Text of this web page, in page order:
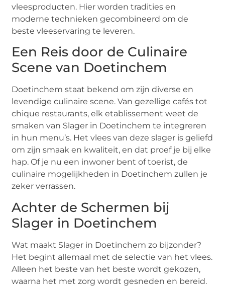
vleesproducten. Hier worden tradities en
moderne technieken gecombineerd om de
beste vleeservaring te leveren.
Een Reis door de Culinaire
Scene van Doetinchem
Doetinchem staat bekend om zijn diverse en
levendige culinaire scene. Van gezellige cafés tot
chique restaurants, elk etablissement weet de
smaken van Slager in Doetinchem te integreren
in hun menu’s. Het vlees van deze slager is geliefd
om zijn smaak en kwaliteit, en dat proef je bij elke
hap. Of je nu een inwoner bent of toerist, de
culinaire mogelijkheden in Doetinchem zullen je
zeker verrassen.
Achter de Schermen bij
Slager in Doetinchem
Wat maakt Slager in Doetinchem zo bijzonder?
Het begint allemaal met de selectie van het vlees.
Alleen het beste van het beste wordt gekozen,
waarna het met zorg wordt gesneden en bereid.